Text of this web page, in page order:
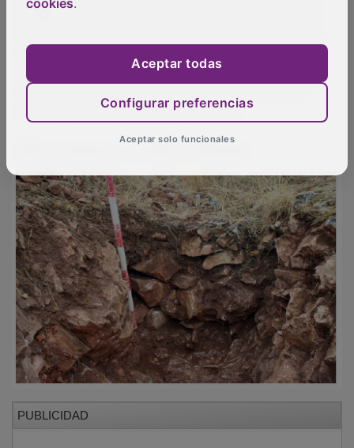
impregna del mismo aroma ancestral.
vecina dedicada a las labores de la bodega, baja a
revisar sus tinajas, donde el vino madura tranquilo
gracias al abrazo constante de la roca.
PUBLICIDAD
cookies.
Aceptar todas
Configurar preferencias
Aceptar solo funcionales